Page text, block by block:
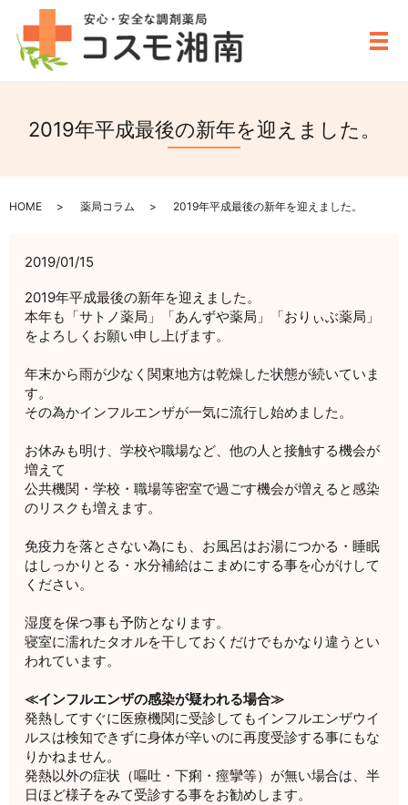
メ
2019年平成最後の新年を迎えました。
HOME 薬局コラム 2019年平成最後の新年を迎えました。
2019/01/15
2019年平成最後の新年を迎えました。
本年も「サトノ薬局」「あんずや薬局」「おりぃぶ薬局」
をよろしくお願い申し上げます。
年末から雨が少なく関東地方は乾燥した状態が続いていま
す。
その為かインフルエンザが一気に流行し始めました。
お休みも明け、学校や職場など、他の人と接触する機会が
増えて
公共機関・学校・職場等密室で過ごす機会が増えると感染
のリスクも増えます。
免疫力を落とさない為にも、お風呂はお湯につかる・睡眠
はしっかりとる・水分補給はこまめにする事を心がけして
ください。
湿度を保つ事も予防となります。
寝室に濡れたタオルを干しておくだけでもかなり違うとい
われています。
≪インフルエンザの感染が疑われる場合≫
発熱してすぐに医療機関に受診してもインフルエンザウイ
ルスは検知できずに身体が辛いのに再度受診する事にもな
りかねません。
発熱以外の症状（嘔吐・下痢・痙攣等）が無い場合は、半
日ほど様子をみて受診する事をお勧めします。